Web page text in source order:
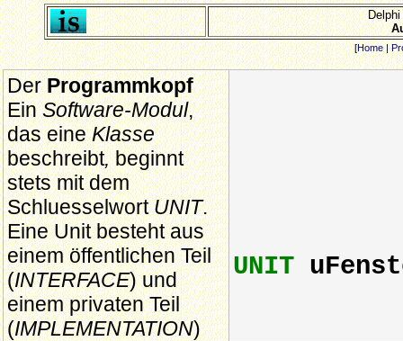
[Home|
DerProgrammkopf
EinSoftware-Modul,
das eineKlasse
beschreibt,beginnt
stets mit dem
SchluesselwortUNIT.
Eine Unit besteht aus
einem öffentlichen Teil
(INTERFACE) und
einem privaten Teil
(IMPLEMENTATION)
UNIT